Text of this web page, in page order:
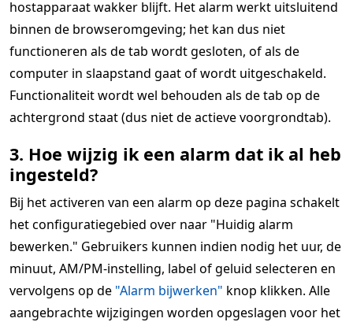
hostapparaat wakker blijft. Het alarm werkt uitsluitend
binnen de browseromgeving; het kan dus niet
functioneren als de tab wordt gesloten, of als de
computer in slaapstand gaat of wordt uitgeschakeld.
Functionaliteit wordt wel behouden als de tab op de
achtergrond staat (dus niet de actieve voorgrondtab).
3. Hoe wijzig ik een alarm dat ik al heb
ingesteld?
Bij het activeren van een alarm op deze pagina schakelt
het configuratiegebied over naar "Huidig alarm
bewerken." Gebruikers kunnen indien nodig het uur, de
minuut, AM/PM-instelling, label of geluid selecteren en
vervolgens op de "Alarm bijwerken" knop klikken. Alle
aangebrachte wijzigingen worden opgeslagen voor het